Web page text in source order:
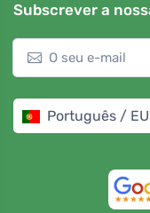
Subscrever a
Português /